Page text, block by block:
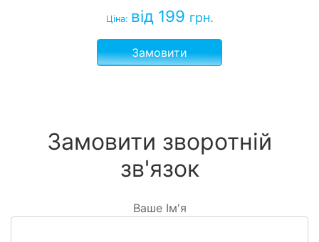
Ціна: від 199 грн.
Замовити
Замовити зворотній
зв'язок
Ваше Ім'я